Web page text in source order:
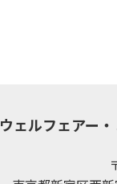
ウェルフェアー